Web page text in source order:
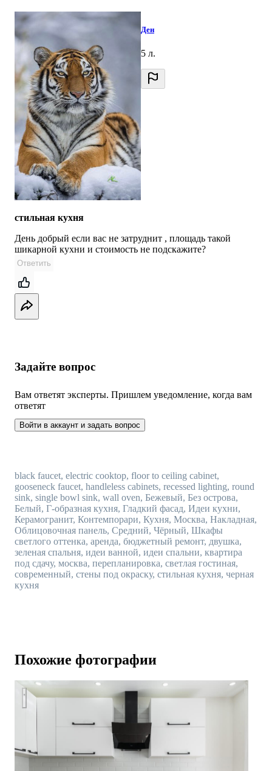
Ден
5 л.
стильная кухня
День добрый если вас не затруднит , площадь такой
шикарной кухни и стоимость не подскажите?
Ответить
Задайте вопрос
Вам ответят эксперты. Пришлем уведомление, когда вам
ответят
Войти в аккаунт и задать вопрос
black faucet, electric cooktop, floor to ceiling cabinet,
gooseneck faucet, handleless cabinets, recessed lighting, round
sink, single bowl sink, wall oven, Бежевый, Без острова,
Белый, Г-образная кухня, Гладкий фасад, Идеи кухни,
Керамогранит, Контемпорари, Кухня, Москва, Накладная,
Облицовочная панель, Средний, Чёрный, Шкафы
светлого оттенка, аренда, бюджетный ремонт, двушка,
зеленая спальня, идеи ванной, идеи спальни, квартира
под сдачу, москва, перепланировка, светлая гостиная,
современный, стены под окраску, стильная кухня, черная
кухня
Похожие фотографии
Косметический ремонт двухкомнатной квартиры в